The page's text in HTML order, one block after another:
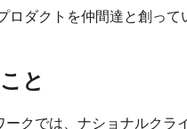
ロダクトを仲間達と創って
と
ークでは、ナショナルクラ